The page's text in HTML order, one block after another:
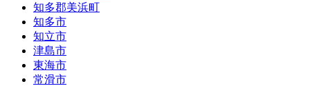
知多郡美浜町
知多市
知立市
津島市
東海市
常滑市